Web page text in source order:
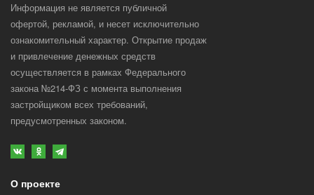
Информация не является публичной
офертой, рекламой, и несет исключительно
ознакомительный характер. Открытие продаж
и привлечение денежных средств
осуществляется в рамках Федерального
закона №214-ФЗ с момента выполнения
застройщиком всех требований,
предусмотренных законом.
О проекте